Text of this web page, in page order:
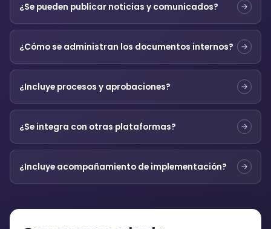
¿Se pueden publicar noticias y comunicados?
¿Cómo se administran los documentos internos?
¿Incluye procesos y aprobaciones?
¿Se integra con otras plataformas?
¿Incluye acompañamiento de implementación?